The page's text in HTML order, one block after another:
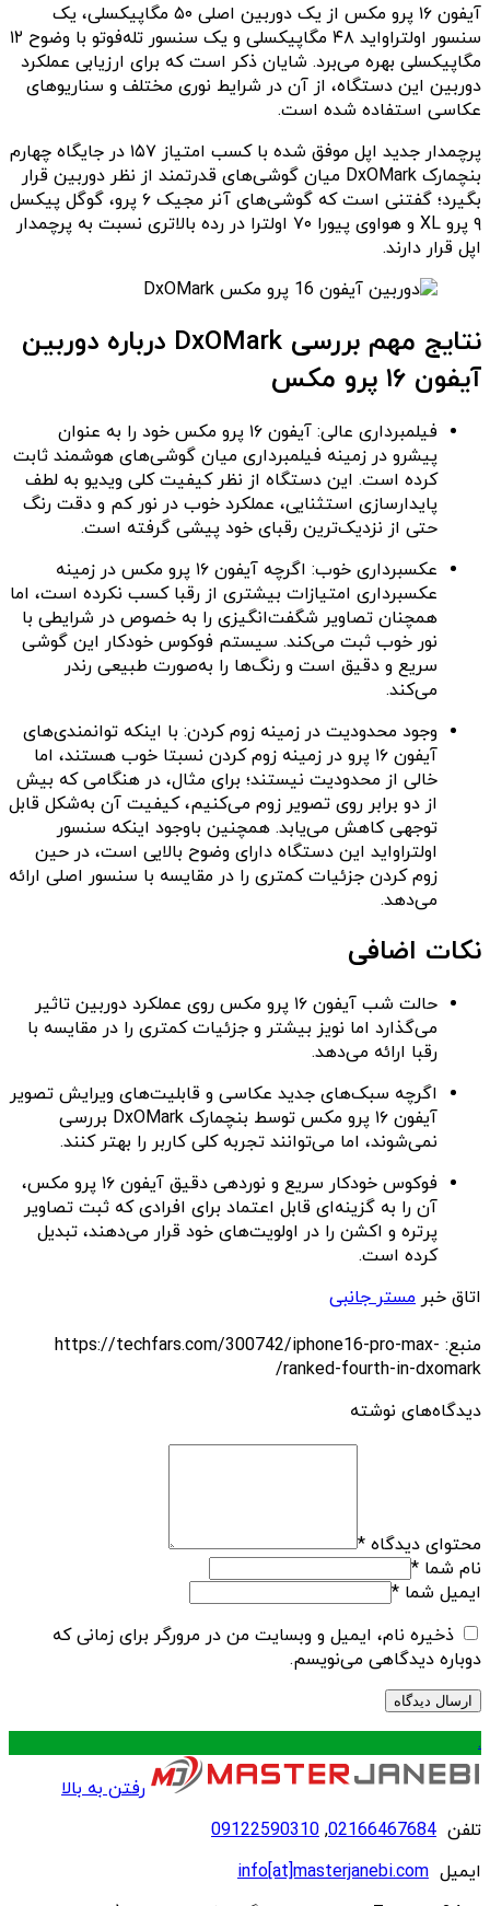
آیفون ۱۶ پرو مکس از یک دوربین اصلی ۵۰ مگاپیکسلی، یک
سنسور اولتراواید ۴۸ مگاپیکسلی و یک سنسور تله‌فوتو با وضوح ۱۲
مگاپیکسلی بهره می‌برد. شایان ذکر است که برای ارزیابی عملکرد
دوربین این دستگاه، از آن در شرایط نوری مختلف و سناریوهای
عکاسی استفاده شده است.
پرچمدار جدید اپل موفق شده با کسب امتیاز ۱۵۷ در جایگاه چهارم
بنچمارک DxOMark میان گوشی‌های قدرتمند از نظر دوربین قرار
بگیرد؛ گفتنی است که گوشی‌های آنر مجیک ۶ پرو، گوگل پیکسل
۹ پرو XL و هواوی پیورا ۷۰ اولترا در رده بالاتری نسبت به پرچمدار
اپل قرار دارند.
نتایج مهم بررسی DxOMark درباره دوربین
آیفون ۱۶ پرو مکس
فیلمبرداری عالی: آیفون ۱۶ پرو مکس خود را به عنوان
پیشرو در زمینه فیلمبرداری میان گوشی‌های هوشمند ثابت
کرده است. این دستگاه از نظر کیفیت کلی ویدیو به لطف
پایدارسازی استثنایی، عملکرد خوب در نور کم و دقت رنگ
حتی از نزدیک‌ترین رقبای خود پیشی گرفته است.
عکسبرداری خوب: اگرچه آیفون ۱۶ پرو مکس در زمینه
عکسبرداری امتیازات بیشتری از رقبا کسب نکرده است، اما
همچنان تصاویر شگفت‌انگیزی را به خصوص در شرایطی با
نور خوب ثبت می‌کند. سیستم فوکوس خودکار این گوشی
سریع و دقیق است و رنگ‌ها را به‌صورت طبیعی رندر
می‌کند.
وجود محدودیت در زمینه زوم کردن: با اینکه توانمندی‌های
آیفون ۱۶ پرو در زمینه زوم کردن نسبتا خوب هستند، اما
خالی از محدودیت نیستند؛ برای مثال، در هنگامی که بیش
از دو برابر روی تصویر زوم می‌کنیم، کیفیت آن به‌شکل قابل
توجهی کاهش می‌یابد. همچنین باوجود اینکه سنسور
اولتراواید این دستگاه دارای وضوح بالایی است، در حین
زوم کردن جزئیات کمتری را در مقایسه با سنسور اصلی ارائه
می‌دهد.
نکات اضافی
حالت شب آیفون ۱۶ پرو مکس روی عملکرد دوربین تاثیر
می‌گذارد اما نویز بیشتر و جزئیات کمتری را در مقایسه با
رقبا ارائه می‌دهد.
اگرچه سبک‌های جدید عکاسی و قابلیت‌های ویرایش تصویر
آیفون ۱۶ پرو مکس توسط بنچمارک DxOMark بررسی
نمی‌شوند، اما می‌توانند تجربه کلی کاربر را بهتر کنند.
فوکوس خودکار سریع و نوردهی دقیق آیفون ۱۶ پرو مکس،
آن را به گزینه‌ای قابل اعتماد برای افرادی که ثبت تصاویر
پرتره و اکشن را در اولویت‌های خود قرار می‌دهند، تبدیل
کرده است.
اتاق خبر مستر جانبی
منبع: https://techfars.com/300742/iphone16-pro-max-
ranked-fourth-in-dxomark/
دیدگاه‌های نوشته
محتوای دیدگاه *
نام شما *
ایمیل شما *
ذخیره نام، ایمیل و وبسایت من در مرورگر برای زمانی که
دوباره دیدگاهی می‌نویسم.
.
رفتن به بالا
تلفن 02166467684
,
09122590310
ایمیل info[at]masterjanebi.com